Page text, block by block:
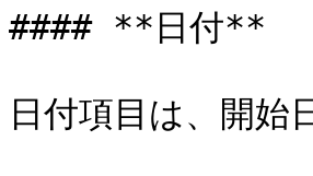
#### **日付**
日付項目は、開始